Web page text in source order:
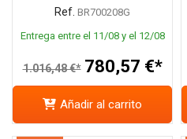
Ref. BR700208G
Entrega entre el 11/08 y el 12/08
1.016,48 €* 780,57 €*
Añadir al carrito